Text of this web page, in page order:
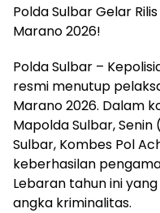
Polda Sulbar Gelar
Marano 2026!
Polda Sulbar –
resmi menutup
Marano 2026. Dalam
Mapolda Sulbar,
Sulbar, Kombes Pol
keberhasilan
Lebaran tahun ini
angka kriminalitas.